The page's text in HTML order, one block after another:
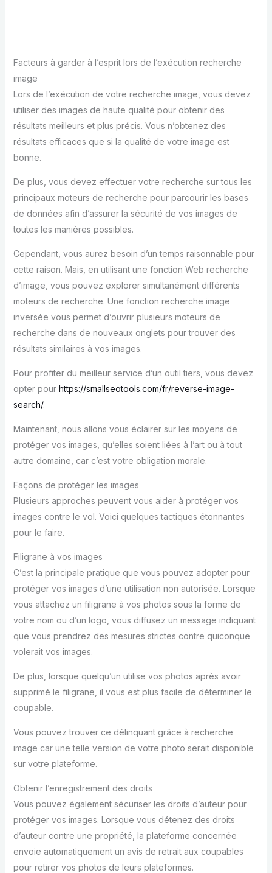
Facteurs à garder à l’esprit lors de l’exécution recherche
image
Lors de l’exécution de votre recherche image, vous devez
utiliser des images de haute qualité pour obtenir des
résultats meilleurs et plus précis. Vous n’obtenez des
résultats efficaces que si la qualité de votre image est
bonne.
De plus, vous devez effectuer votre recherche sur tous les
principaux moteurs de recherche pour parcourir les bases
de données afin d’assurer la sécurité de vos images de
toutes les manières possibles.
Cependant, vous aurez besoin d’un temps raisonnable pour
cette raison. Mais, en utilisant une fonction Web recherche
d’image, vous pouvez explorer simultanément différents
moteurs de recherche. Une fonction recherche image
inversée vous permet d’ouvrir plusieurs moteurs de
recherche dans de nouveaux onglets pour trouver des
résultats similaires à vos images.
Pour profiter du meilleur service d’un outil tiers, vous devez
opter pour https://smallseotools.com/fr/reverse-image-
search/.
Maintenant, nous allons vous éclairer sur les moyens de
protéger vos images, qu’elles soient liées à l’art ou à tout
autre domaine, car c’est votre obligation morale.
Façons de protéger les images
Plusieurs approches peuvent vous aider à protéger vos
images contre le vol. Voici quelques tactiques étonnantes
pour le faire.
Filigrane à vos images
C’est la principale pratique que vous pouvez adopter pour
protéger vos images d’une utilisation non autorisée. Lorsque
vous attachez un filigrane à vos photos sous la forme de
votre nom ou d’un logo, vous diffusez un message indiquant
que vous prendrez des mesures strictes contre quiconque
volerait vos images.
De plus, lorsque quelqu’un utilise vos photos après avoir
supprimé le filigrane, il vous est plus facile de déterminer le
coupable.
Vous pouvez trouver ce délinquant grâce à recherche
image car une telle version de votre photo serait disponible
sur votre plateforme.
Obtenir l’enregistrement des droits
Vous pouvez également sécuriser les droits d’auteur pour
protéger vos images. Lorsque vous détenez des droits
d’auteur contre une propriété, la plateforme concernée
envoie automatiquement un avis de retrait aux coupables
pour retirer vos photos de leurs plateformes.